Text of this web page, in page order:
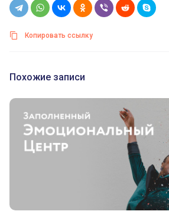
Копировать ссылку
Похожие записи